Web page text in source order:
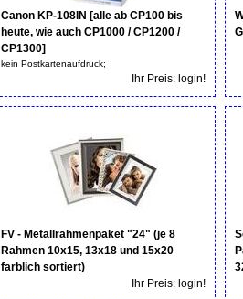
Canon KP-108IN [alle ab CP100 bis
heute, wie auch CP1000 / CP1200 /
CP1300]
kein Postkartenaufdruck;
Ihr Preis: login!
FV - Metallrahmenpaket "24" (je 8
Rahmen 10x15, 13x18 und 15x20
farblich sortiert)
Ihr Preis: login!